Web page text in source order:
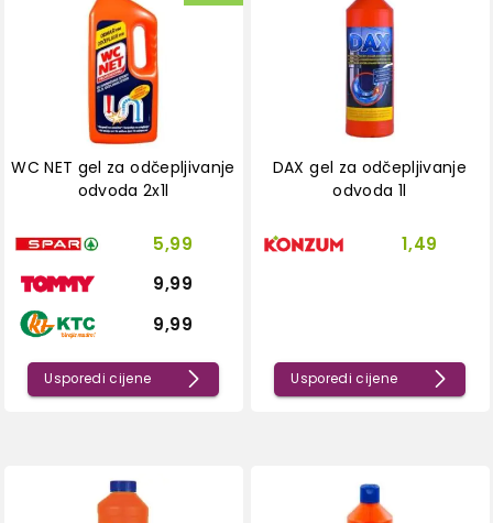
WC NET gel za odčepljivanje
odvoda 2x1l
5,99
9,99
9,99
Usporedi cijene
DAX gel za odčepljivanje
odvoda 1l
1,49
Usporedi cijene